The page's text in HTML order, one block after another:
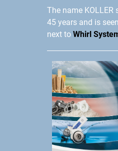
The name
45 years and is
next toWhirl